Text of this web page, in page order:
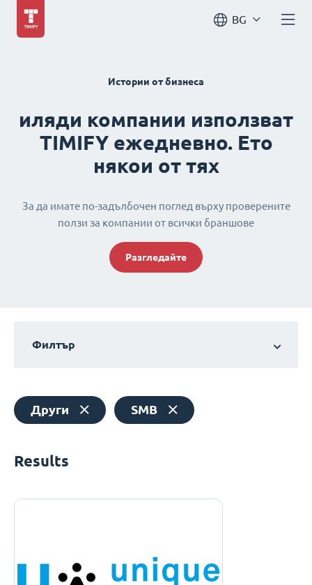
BG
Истории от бизнеса
иляди компании използват
TIMIFY ежедневно. Ето
някои от тях
За да имате по-задълбочен поглед върху проверените
ползи за компании от всички браншове
Разгледайте
Филтър
Други SMB
Results